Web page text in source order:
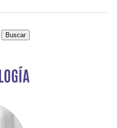
Buscar